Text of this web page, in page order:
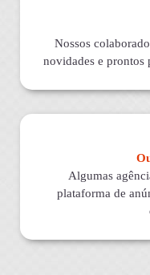
Nossos
novidades e prontos
Algumas
plataforma de